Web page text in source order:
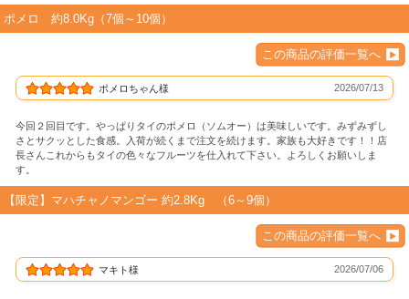
ポメロ 約8.0Kg（7個～10個）
この商品の評価一覧へ
ポメロちゃん様 2026/07/13
今回２回目です。やっぱりタイのポメロ（ソムオー）は美味しいです。みずみずし
さとサクッとした食感。入荷が続くまで注文を続けます。家族も大好きです！！店
長さんこれからもタイの色々なフルーツを仕入れて下さい。よろしくお願いしま
す。
【限定】マハチャノマンゴー 約2.8Kg （6～9個）
この商品の評価一覧へ
マキト様 2026/07/06